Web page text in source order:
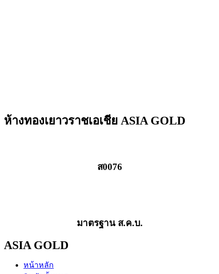
ห้างทองเยาวราชเอเชีย ASIA GOLD
ส0076
มาตรฐาน ส.ค.บ.
ASIA GOLD
หน้าหลัก